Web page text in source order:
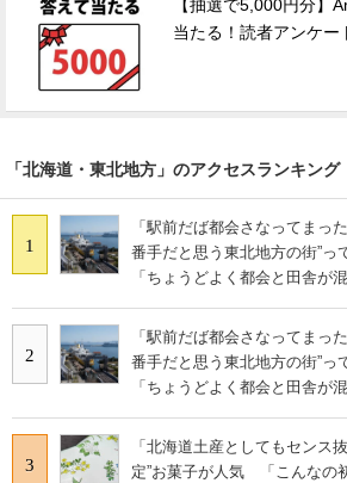
【抽選で5,000円分】
当たる！読者アンケー
「北海道・東北地方」のアクセスランキング
1
「駅前だば都会さなってまっ
番手だと思う東北地方の街”
「ちょうどよく都会と田舎が
2
「駅前だば都会さなってまっ
番手だと思う東北地方の街”
「ちょうどよく都会と田舎が
3
「北海道土産としてもセンス
定”お菓子が人気 「こんなの